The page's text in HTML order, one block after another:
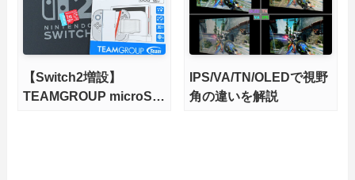
【Switch2増設】
TEAMGROUP microSD
IPS/VA/TN/OLEDで視野
角の違いを解説